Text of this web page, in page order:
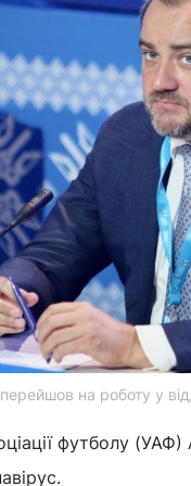
на роботу у
футболу